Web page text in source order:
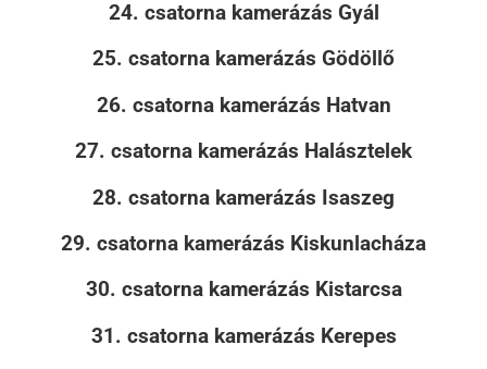
24. csatorna kamerázás Gyál
25. csatorna kamerázás Gödöllő
26. csatorna kamerázás Hatvan
27. csatorna kamerázás Halásztelek
28. csatorna kamerázás Isaszeg
29. csatorna kamerázás Kiskunlacháza
30. csatorna kamerázás Kistarcsa
31. csatorna kamerázás Kerepes